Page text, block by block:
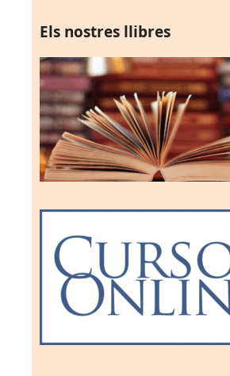
Els nostres llibres